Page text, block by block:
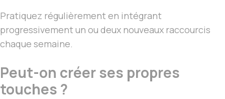
Pratiquez régulièrement en intégrant
progressivement un ou deux nouveaux raccourcis
chaque semaine.
Peut-on créer ses propres
touches ?